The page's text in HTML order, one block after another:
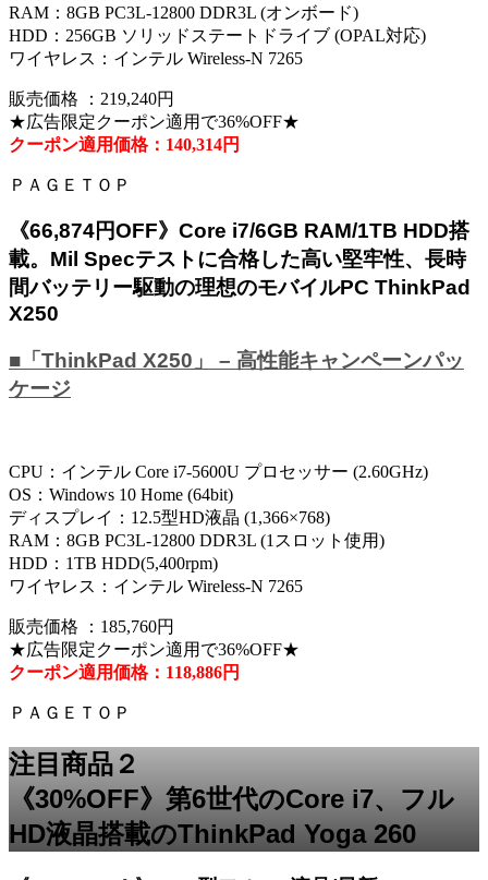
RAM：8GB PC3L-12800 DDR3L (オンボード)
HDD：256GB ソリッドステートドライブ (OPAL対応)
ワイヤレス：インテル Wireless-N 7265
販売価格 ：219,240円
★広告限定クーポン適用で36%OFF★
クーポン適用価格：140,314円
ＰＡＧＥＴＯＰ
《66,874円OFF》Core i7/6GB RAM/1TB HDD搭
載。Mil Specテストに合格した高い堅牢性、長時
間バッテリー駆動の理想のモバイルPC ThinkPad
X250
■「ThinkPad X250」 – 高性能キャンペーンパッ
ケージ
CPU：インテル Core i7-5600U プロセッサー (2.60GHz)
OS：Windows 10 Home (64bit)
ディスプレイ：12.5型HD液晶 (1,366×768)
RAM：8GB PC3L-12800 DDR3L (1スロット使用)
HDD：1TB HDD(5,400rpm)
ワイヤレス：インテル Wireless-N 7265
販売価格 ：185,760円
★広告限定クーポン適用で36%OFF★
クーポン適用価格：118,886円
ＰＡＧＥＴＯＰ
注目商品２
《30%OFF》第6世代のCore i7、フル
HD液晶搭載のThinkPad Yoga 260